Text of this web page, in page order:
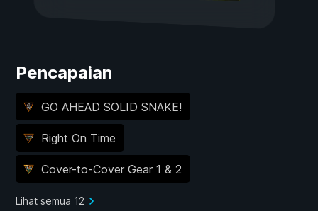
Pencapaian
GO AHEAD SOLID SNAKE!
Right On Time
Cover-to-Cover Gear 1 & 2
Lihat semua 12